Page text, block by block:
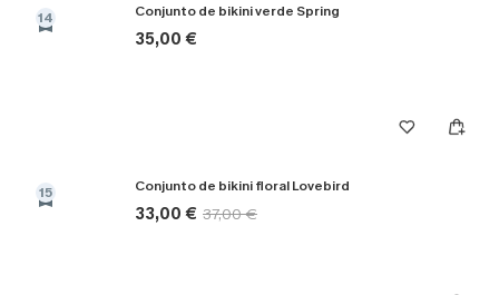
14 Conjunto de bikini verde Spring
35,00 €
15 Conjunto de bikini floral Lovebird
33,00 € 37,00 €